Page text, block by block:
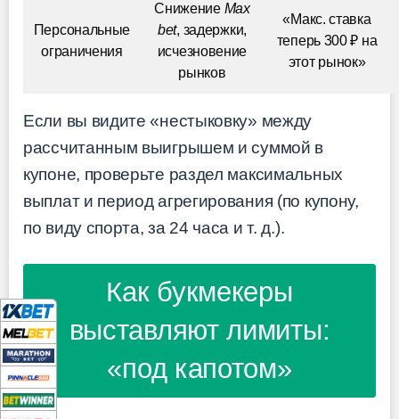
Персональные
ограничения
Снижение Max
bet, задержки,
исчезновение
рынков
«Макс. ставка
теперь 300 ₽ на
этот рынок»
Если вы видите «нестыковку» между
рассчитанным выигрышем и суммой в
купоне, проверьте раздел максимальных
выплат и период агрегирования (по купону,
по виду спорта, за 24 часа и т. д.).
Как букмекеры
выставляют лимиты:
«под капотом»